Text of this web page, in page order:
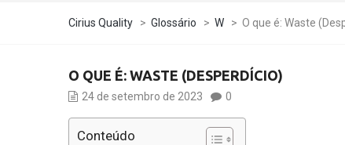
Cirius Quality > Glossário > W > O que é: Waste
O QUE É: WASTE (DESPERDÍCIO)
24 de setembro de 2023 0
Conteúdo